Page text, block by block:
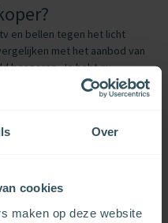
Over
cookies
maken op deze website
en bellen tegen het licht
met het aanbod van
besparen. Je hebt nu
eraan, maar zijn die packs altijd
serieuze kortingen